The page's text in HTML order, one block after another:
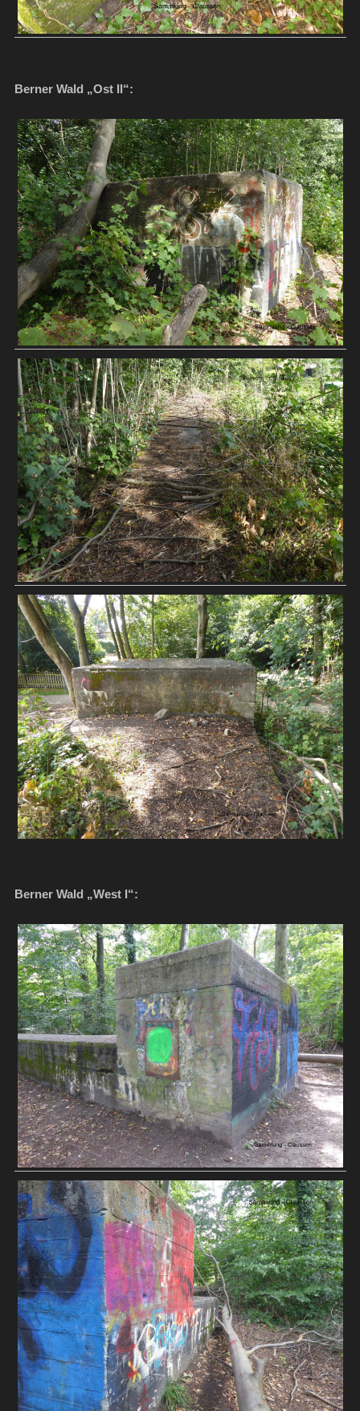
Berner Wald „Ost II“:
Berner Wald „West I“: